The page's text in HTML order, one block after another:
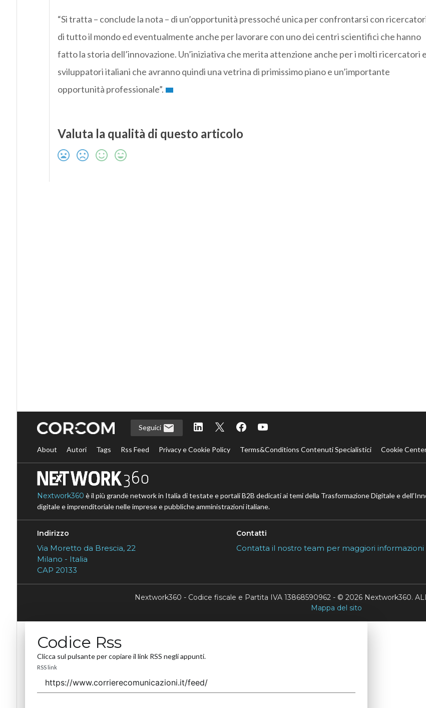
“Si tratta – conclude la nota – di un’opportunità pressoché unica per confrontarsi con
di tutto il mondo ed eventualmente anche per lavorare con uno dei centri scientifici che hanno
fatto la storia dell’innovazione. Un’iniziativa che merita attenzione anche per i molti ricercatori e
sviluppatori italiani che avranno quindi una vetrina di primissimo piano e un’importante
opportunità professionale”.
Valuta la qualità di questo articolo
Seguici
About Autori Tags Rss Feed Privacy e Cookie Policy Terms&Conditions Contenuti Specialistici Cookie
Nextwork360 è il più grande network in Italia di testate e portali B2B dedicati ai temi della Trasformazione Digitale e
digitale e imprenditoriale nelle imprese e pubbliche amministrazioni italiane.
Indirizzo
Via Moretto da Brescia, 22
Milano - Italia
CAP 20133
Contatti
Contatta il nostro team per maggiori informazioni
Nextwork360 - Codice fiscale e Partita IVA 13868590962 - © 2026 Nextwork360.
Mappa del sito
Codice Rss
Clicca sul pulsante per copiare il link RSS negli appunti.
RSS link